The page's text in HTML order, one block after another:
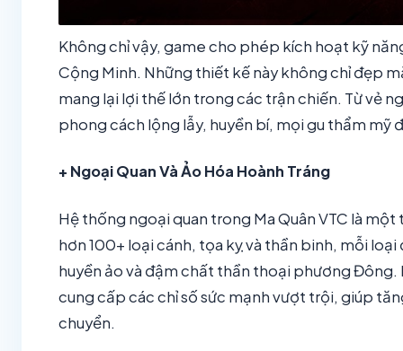
Không chỉ vậy, game cho phép kích hoạt kỹ
Cộng Minh. Những thiết kế này không chỉ đẹp
mang lại lợi thế lớn trong các trận chiến. Từ vẻ
phong cách lộng lẫy, huyền bí, mọi gu thẩm mỹ
+ Ngoại Quan Và Ảo Hóa Hoành Tráng
Hệ thống ngoại quan trong Ma Quân VTC là
hơn 100+ loại cánh, tọa kỵ và thần binh, mỗi
huyền ảo và đậm chất thần thoại phương
cung cấp các chỉ số sức mạnh vượt trội, giúp
chuyển.